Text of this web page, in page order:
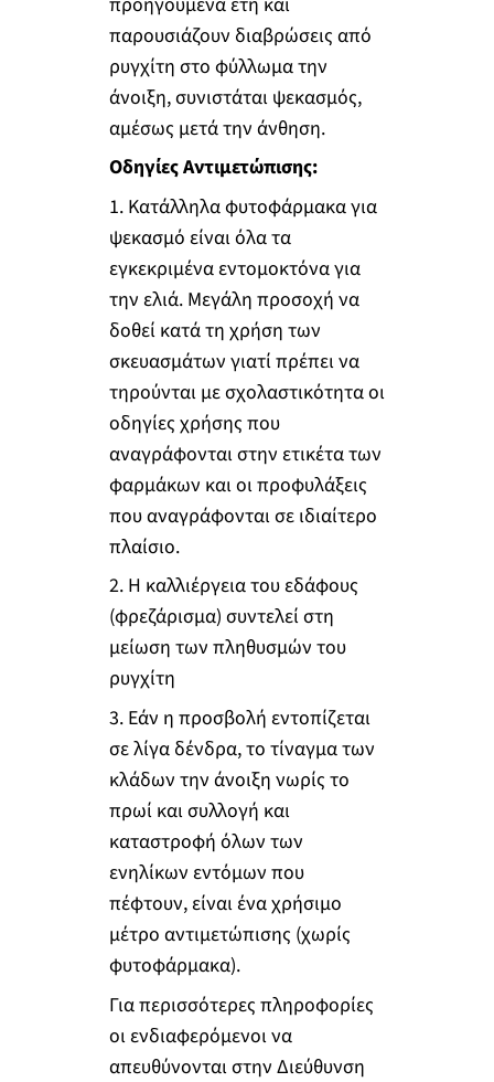
παρουσιάζουν διαβρώσεις από
ρυγχίτη στο φύλλωμα την
άνοιξη, συνιστάται ψεκασμός,
αμέσως μετά την άνθηση.
Οδηγίες Αντιμετώπισης:
1. Κατάλληλα φυτοφάρμακα για
ψεκασμό είναι όλα τα
εγκεκριμένα εντομοκτόνα για
την ελιά. Μεγάλη προσοχή να
δοθεί κατά τη χρήση των
σκευασμάτων γιατί πρέπει να
τηρούνται με σχολαστικότητα οι
οδηγίες χρήσης που
αναγράφονται στην ετικέτα των
φαρμάκων και οι προφυλάξεις
που αναγράφονται σε ιδιαίτερο
πλαίσιο.
2. Η καλλιέργεια του εδάφους
(φρεζάρισμα) συντελεί στη
μείωση των πληθυσμών του
ρυγχίτη
3. Εάν η προσβολή εντοπίζεται
σε λίγα δένδρα, το τίναγμα των
κλάδων την άνοιξη νωρίς το
πρωί και συλλογή και
καταστροφή όλων των
ενηλίκων εντόμων που
πέφτουν, είναι ένα χρήσιμο
μέτρο αντιμετώπισης (χωρίς
φυτοφάρμακα).
Για περισσότερες πληροφορίες
οι ενδιαφερόμενοι να
απευθύνονται στην Διεύθυνση